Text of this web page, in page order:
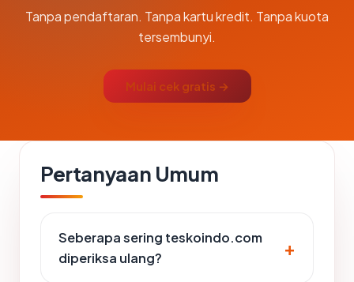
Tanpa pendaftaran. Tanpa kartu kredit. Tanpa kuota
tersembunyi.
Mulai cek gratis →
Pertanyaan Umum
Seberapa sering teskoindo.com
diperiksa ulang?